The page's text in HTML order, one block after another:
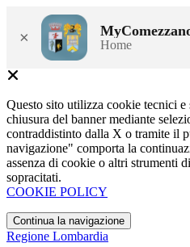
× Home
Questo sito utilizza cookie tecnici
chiusura del banner mediante
contraddistinto dalla X o tramite il
navigazione" comporta la
assenza di cookie o altri strumenti
sopracitati.
COOKIE POLICY
Continua la navigazione
Regione Lombardia